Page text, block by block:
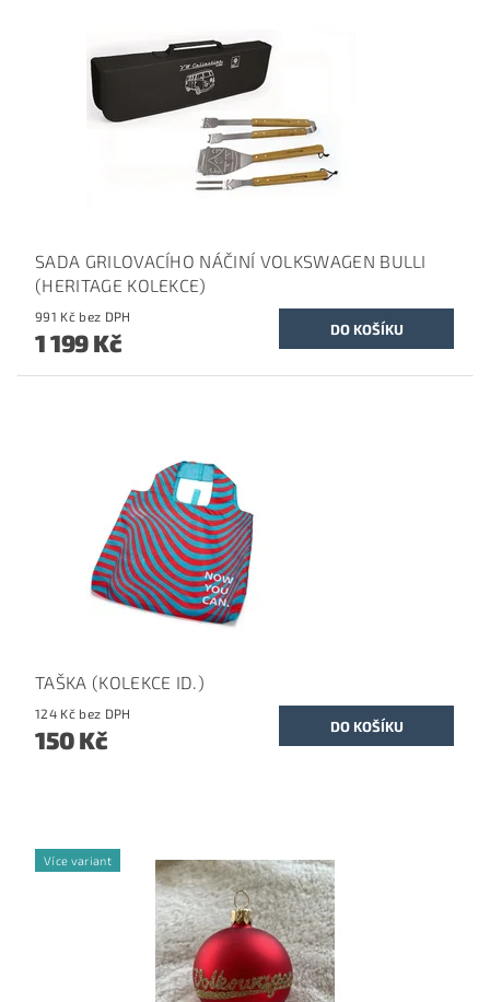
SADA GRILOVACÍHO NÁČINÍ VOLKSWAGEN BULLI
(HERITAGE KOLEKCE)
991 Kč bez DPH
1 199 Kč
TAŠKA (KOLEKCE ID.)
124 Kč bez DPH
150 Kč
Více variant